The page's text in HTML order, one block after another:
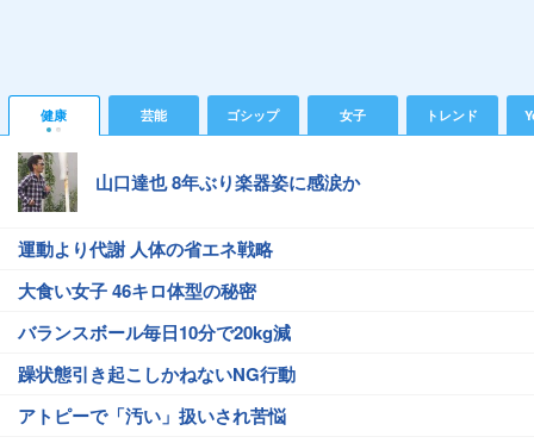
健康 芸能 ゴシップ 女子 トレンド
山口達也 8年ぶり楽器姿に感涙か
運動より代謝 人体の省エネ戦略
大食い女子 46キロ体型の秘密
バランスボール毎日10分で20kg減
躁状態引き起こしかねないNG行動
アトピーで「汚い」扱いされ苦悩